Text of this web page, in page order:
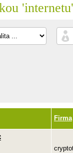
'internetu'
Firma